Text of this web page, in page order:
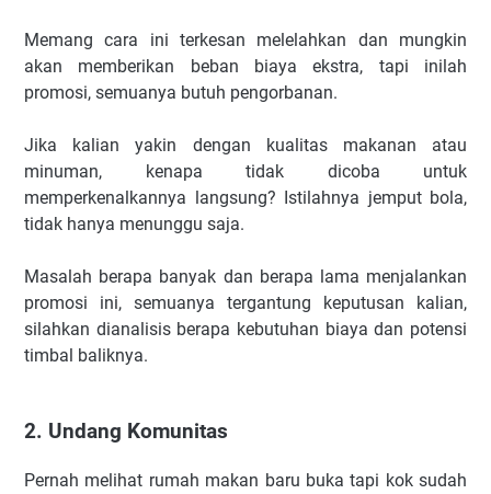
Memang cara ini terkesan melelahkan dan mungkin
akan memberikan beban biaya ekstra, tapi inilah
promosi, semuanya butuh pengorbanan.
Jika kalian yakin dengan kualitas makanan atau
minuman, kenapa tidak dicoba untuk
memperkenalkannya langsung? Istilahnya jemput bola,
tidak hanya menunggu saja.
Masalah berapa banyak dan berapa lama menjalankan
promosi ini, semuanya tergantung keputusan kalian,
silahkan dianalisis berapa kebutuhan biaya dan potensi
timbal baliknya.
2. Undang Komunitas
Pernah melihat rumah makan baru buka tapi kok sudah